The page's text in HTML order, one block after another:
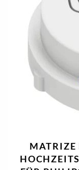
MATRIZE